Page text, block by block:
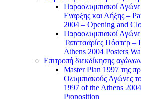
Παραολυμπιακοί
Εναρξης και Λήξης –
2004 – Opening and
Παραολυμπιακοί
Ταπετσαρίες Πόστερ –
Athens 2004 Posters
Επιτροπή διεκδίκησης
Master Plan 1997 της
Ολυμπιακούς Αγώνες
1997 of the Athens
Proposition